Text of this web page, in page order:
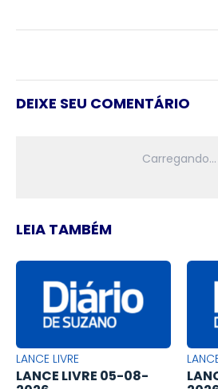
DEIXE SEU COMENTÁRIO
LEIA TAMBÉM
LANCE LIVRE
LANCE LIVRE 05-08-